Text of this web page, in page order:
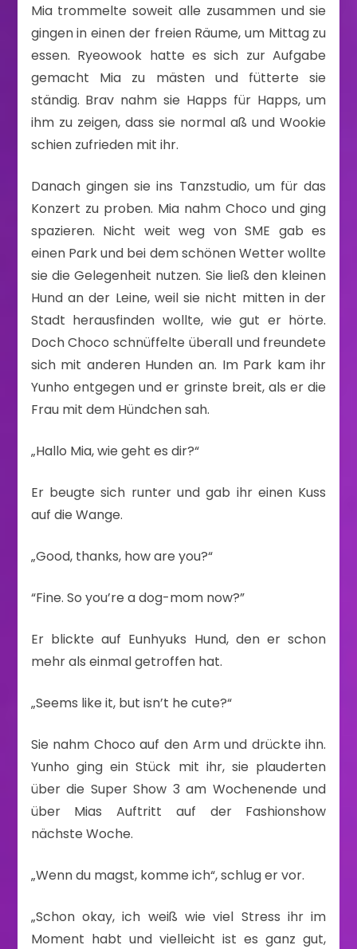
Mia trommelte soweit alle zusammen und sie
gingen in einen der freien Räume, um Mittag zu
essen. Ryeowook hatte es sich zur Aufgabe
gemacht Mia zu mästen und fütterte sie
ständig. Brav nahm sie Happs für Happs, um
ihm zu zeigen, dass sie normal aß und Wookie
schien zufrieden mit ihr.
Danach gingen sie ins Tanzstudio, um für das
Konzert zu proben. Mia nahm Choco und ging
spazieren. Nicht weit weg von SME gab es
einen Park und bei dem schönen Wetter wollte
sie die Gelegenheit nutzen. Sie ließ den kleinen
Hund an der Leine, weil sie nicht mitten in der
Stadt herausfinden wollte, wie gut er hörte.
Doch Choco schnüffelte überall und freundete
sich mit anderen Hunden an. Im Park kam ihr
Yunho entgegen und er grinste breit, als er die
Frau mit dem Hündchen sah.
„Hallo Mia, wie geht es dir?“
Er beugte sich runter und gab ihr einen Kuss
auf die Wange.
„Good, thanks, how are you?“
“Fine. So you’re a dog-mom now?”
Er blickte auf Eunhyuks Hund, den er schon
mehr als einmal getroffen hat.
„Seems like it, but isn’t he cute?“
Sie nahm Choco auf den Arm und drückte ihn.
Yunho ging ein Stück mit ihr, sie plauderten
über die Super Show 3 am Wochenende und
über Mias Auftritt auf der Fashionshow
nächste Woche.
„Wenn du magst, komme ich“, schlug er vor.
„Schon okay, ich weiß wie viel Stress ihr im
Moment habt und vielleicht ist es ganz gut,